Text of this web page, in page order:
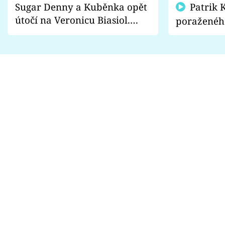
Sugar Denny a Kuběnka opět
útočí na Veronicu Biasiol.
Proč je podle nich falešná a
fanoušci